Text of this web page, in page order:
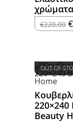
€220.00 €
OUT OF
Beauty